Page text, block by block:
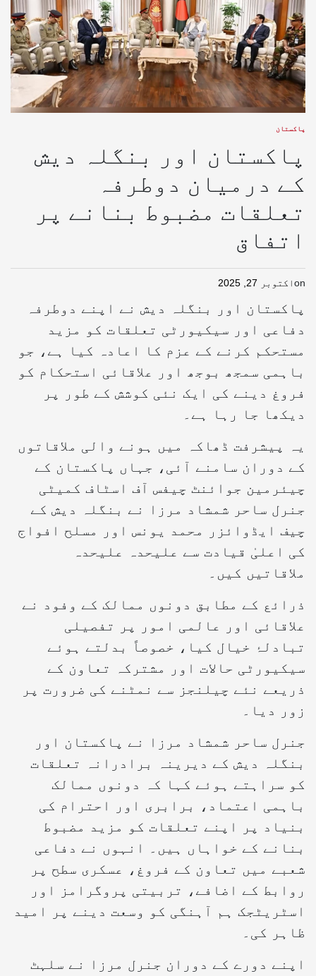
پاکستان
پاکستان اور بنگلہ دیش
کے درمیان دوطرفہ
تعلقات مضبوط بنانے پر
اتفاق
onاکتوبر 27, 2025
پاکستان اور بنگلہ دیش نے اپنے دوطرفہ
دفاعی اور سیکیورٹی تعلقات کو مزید
مستحکم کرنے کے عزم کا اعادہ کیا ہے، جو
باہمی سمجھ بوجھ اور علاقائی استحکام کو
فروغ دینے کی ایک نئی کوشش کے طور پر
دیکھا جا رہا ہے۔
یہ پیشرفت ڈھاکہ میں ہونے والی ملاقاتوں
کے دوران سامنے آئی، جہاں پاکستان کے
چیئرمین جوائنٹ چیفس آف اسٹاف کمیٹی
جنرل ساحر شمشاد مرزا نے بنگلہ دیش کے
چیف ایڈوائزر محمد یونس اور مسلح افواج
کی اعلیٰ قیادت سے علیحدہ علیحدہ
ملاقاتیں کیں۔
ذرائع کے مطابق دونوں ممالک کے وفود نے
علاقائی اور عالمی امور پر تفصیلی
تبادلۂ خیال کیا، خصوصاً بدلتے ہوئے
سیکیورٹی حالات اور مشترکہ تعاون کے
ذریعے نئے چیلنجز سے نمٹنے کی ضرورت پر
زور دیا۔
جنرل ساحر شمشاد مرزا نے پاکستان اور
بنگلہ دیش کے دیرینہ برادرانہ تعلقات
کو سراہتے ہوئے کہا کہ دونوں ممالک
باہمی اعتماد، برابری اور احترام کی
بنیاد پر اپنے تعلقات کو مزید مضبوط
بنانے کے خواہاں ہیں۔ انہوں نے دفاعی
شعبے میں تعاون کے فروغ، عسکری سطح پر
روابط کے اضافے، تربیتی پروگرامز اور
اسٹریٹجک ہم آہنگی کو وسعت دینے پر امید
ظاہر کی۔
اپنے دورے کے دوران جنرل مرزا نے سلہٹ